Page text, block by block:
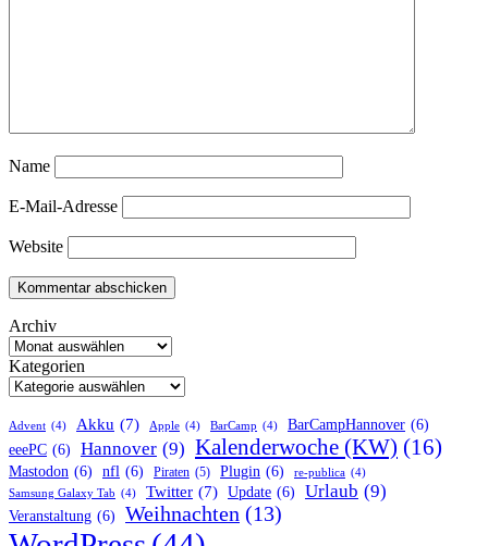
Name
E-Mail-Adresse
Website
Archiv
Kategorien
Advent (4) Akku (7) Apple (4) BarCamp (4) BarCampHannover (6)
eeePC (6) Hannover (9) Kalenderwoche (KW) (16)
Mastodon (6) nfl (6) Piraten (5) Plugin (6) re-publica (4)
Samsung Galaxy Tab (4) Twitter (7) Update (6) Urlaub (9)
Veranstaltung (6) Weihnachten (13)